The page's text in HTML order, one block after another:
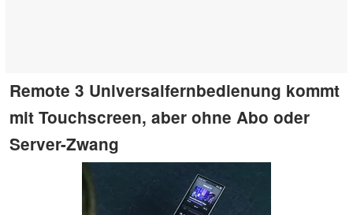
Remote 3 Universalfernbedienung kommt
mit Touchscreen, aber ohne Abo oder
Server-Zwang